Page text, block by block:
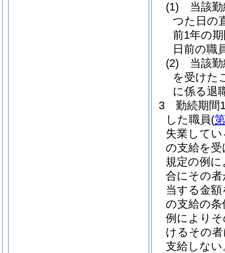
(1)
当該
つた日の
前1年の
日前の職
(2)
当該
を受けた
に係る退
3
勤続期間
した職員(
失業して
の支給を
規定の例
合にその
当する金
の支給の
例により
けるその
支給しない